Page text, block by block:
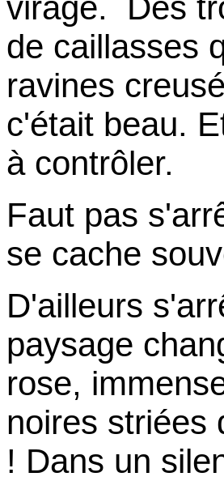
de caillasses
ravines
c'était beau.
à contrôler.
Faut pas
se cache
D'ailleurs
paysage
rose,
noires striées
! Dans un